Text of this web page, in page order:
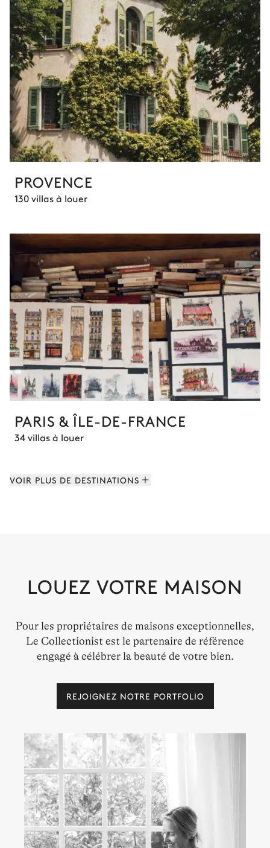
PROVENCE
130 villas à louer
PARIS & ÎLE-DE-FRANCE
34 villas à louer
VOIR PLUS DE DESTINATIONS
LES POUILLES
LOUEZ VOTRE MAISON
Pour les propriétaires de maisons exceptionnelles,
Le Collectionist est le partenaire de référence
engagé à célébrer la beauté de votre bien.
REJOIGNEZ NOTRE PORTFOLIO